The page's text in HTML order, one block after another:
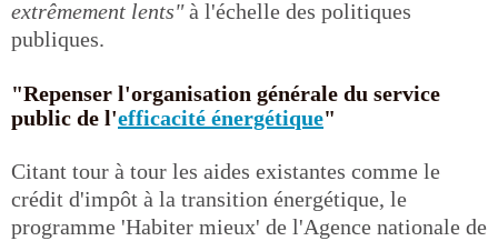
extrêmement lents"à l'échelle des politiques
publiques.
"Repenser l'organisation générale du service
public de l'efficacité énergétique"
Citant tour à tour les aides existantes comme le
crédit d'impôt à la transition énergétique, le
programme 'Habiter mieux' de l'Agence nationale de